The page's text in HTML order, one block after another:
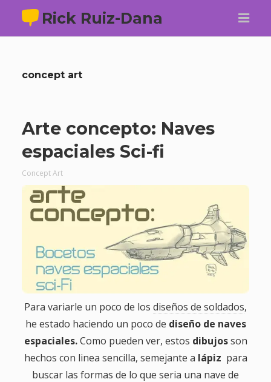
Rick Ruiz-Dana
concept art
Arte concepto: Naves
espaciales Sci-fi
Concept Art
Para variarle un poco de los diseños de soldados,
he estado haciendo un poco de diseño de naves
espaciales.Como pueden ver, estos dibujosson
hechos con linea sencilla, semejante a lápiz para
buscar las formas de lo que seria una nave de